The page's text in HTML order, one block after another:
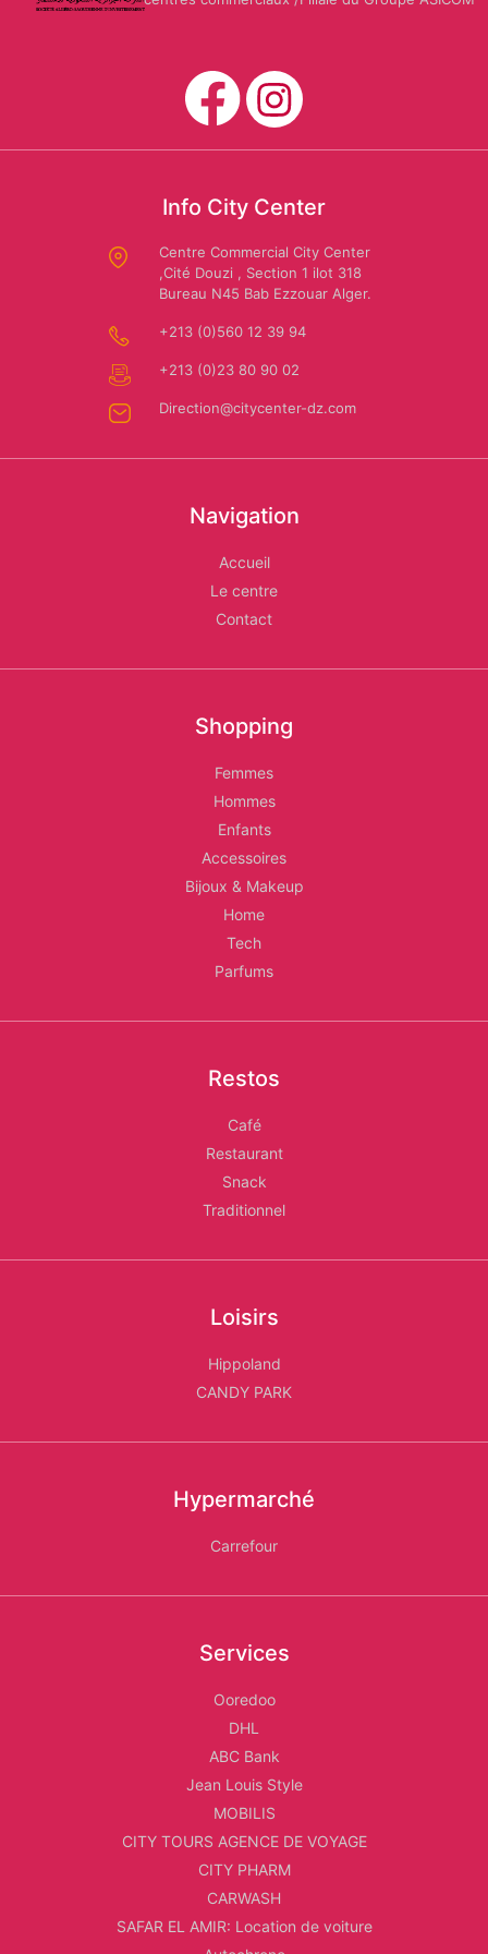
Location
voiture
Autochrono
Assn
Info City Center
Centre Commercial City Center
,Cité Douzi , Section 1 ilot 318
Bureau N45 Bab Ezzouar Alger.
+213 (0)560 12 39 94
+213 (0)23 80 90 02
Direction@citycenter-dz.com
Navigation
Accueil
Le centre
Contact
Shopping
Femmes
Hommes
Enfants
Accessoires
Bijoux & Makeup
Home
Tech
Parfums
Restos
Café
Restaurant
Snack
Traditionnel
Loisirs
Hippoland
CANDY PARK
Hypermarché
Carrefour
Services
Ooredoo
DHL
ABC Bank
Jean Louis Style
MOBILIS
CITY TOURS AGENCE DE VOYAGE
CITY PHARM
CARWASH
SAFAR EL AMIR: Location de voiture